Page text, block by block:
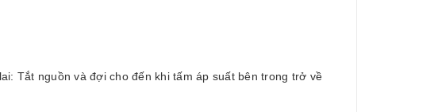
Tắt nguồn và đợi cho đến khi tấm áp suất bên trong trở về